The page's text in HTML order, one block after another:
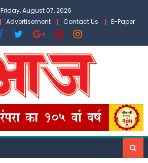
Friday, August 07, 2026
Advertisement Contact Us E-Paper